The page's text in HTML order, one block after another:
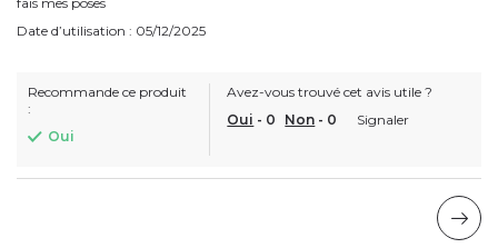
Date d’utilisation : 05/12/2025
Recommande ce produit
:
Oui
Avez-vous trouvé cet avis utile ?
Oui - 0 Non - 0 Signaler